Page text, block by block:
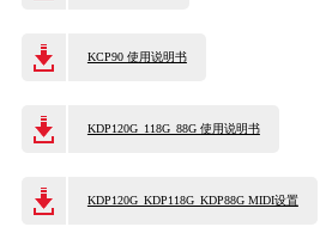
KCP90 使用说明书
KDP120G_118G_88G 使用说明书
KDP120G_KDP118G_KDP88G MIDI设置